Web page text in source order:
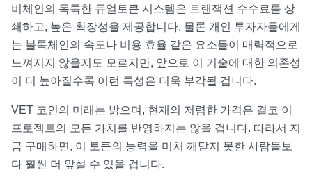
비체인의 독특한 듀얼토큰 시스템은 트랜잭션 수수료를 상
쇄하고, 높은 확장성을 제공합니다. 물론 개인 투자자들에게
는 블록체인의 속도나 비용 효율 같은 요소들이 매력적으로
느껴지지 않을지도 모르지만, 앞으로 이 기술에 대한 의존성
이 더 높아질수록 이런 특성은 더욱 부각될 겁니다.
VET 코인의 미래는 밝으며, 현재의 저렴한 가격은 결코 이
프로젝트의 모든 가치를 반영하지는 않을 겁니다. 따라서 지
금 구매하면, 이 토큰의 능력을 미처 깨닫지 못한 사람들보
다 훨씬 더 앞설 수 있을 겁니다.